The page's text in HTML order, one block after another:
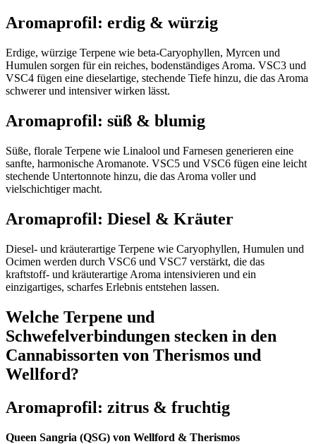
Aromaprofil: erdig & würzig
Erdige, würzige Terpene wie beta-Caryophyllen, Myrcen und
Humulen sorgen für ein reiches, bodenständiges Aroma. VSC3 und
VSC4 fügen eine dieselartige, stechende Tiefe hinzu, die das Aroma
schwerer und intensiver wirken lässt.
Aromaprofil: süß & blumig
Süße, florale Terpene wie Linalool und Farnesen generieren eine
sanfte, harmonische Aromanote. VSC5 und VSC6 fügen eine leicht
stechende Untertonnote hinzu, die das Aroma voller und
vielschichtiger macht.
Aromaprofil: Diesel & Kräuter
Diesel- und kräuterartige Terpene wie Caryophyllen, Humulen und
Ocimen werden durch VSC6 und VSC7 verstärkt, die das
kraftstoff- und kräuterartige Aroma intensivieren und ein
einzigartiges, scharfes Erlebnis entstehen lassen.
Welche Terpene und
Schwefelverbindungen stecken in den
Cannabissorten von Therismos und
Wellford?
Aromaprofil: zitrus & fruchtig
Queen Sangria (QSG) von Wellford & Therismos